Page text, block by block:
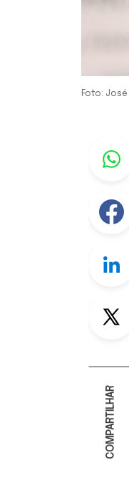
Foto: José
COMPARTILHAR